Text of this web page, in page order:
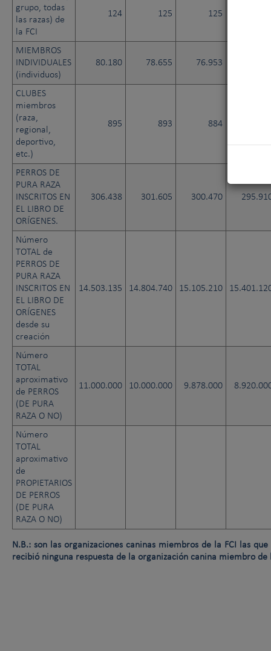
grupo, todas
las razas) de
la FCI
124 125 125
MIEMBROS
INDIVIDUALES
(individuos)
80.180 78.655 76.953
CLUBES
miembros
(raza,
regional,
deportivo,
etc.)
895 893 884
PERROS DE
PURA RAZA
INSCRITOS EN
EL LIBRO DE
ORÍGENES.
306.438 301.605 300.470
Número
TOTAL de
PERROS DE
PURA RAZA
INSCRITOS EN
EL LIBRO DE
ORÍGENES
desde su
creación
14.503.135 14.804.740 15.105.210
Número
TOTAL
aproximativo
de PERROS
(DE PURA
RAZA O NO)
11.000.000 10.000.000 9.878.000
Número
TOTAL
aproximativo
de
PROPIETARIOS
DE PERROS
(DE PURA
RAZA O NO)
N.B.: son las organizaciones caninas miembros de la FCI las
recibió ninguna respuesta de la organización canina miembro de